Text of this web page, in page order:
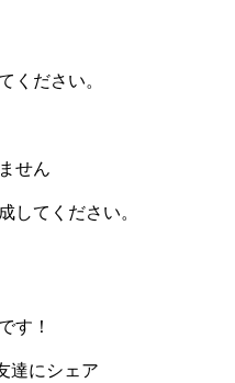
ください。
せん
してください。
す！
達にシェア